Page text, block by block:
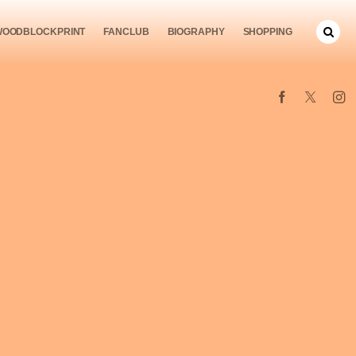
FANCLUB BIOGRAPHY SHOPPING